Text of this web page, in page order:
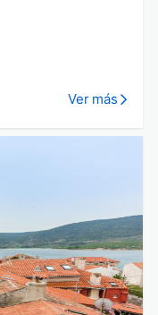
Ver más